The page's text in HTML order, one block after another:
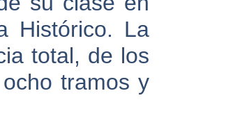
Histórico. La
total, de los
tramos y